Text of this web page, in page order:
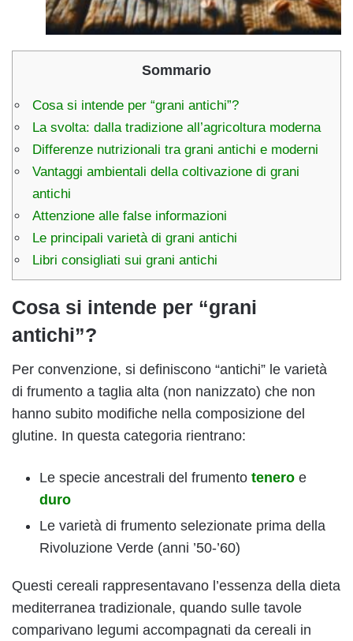
Sommario
Cosa si intende per “grani antichi”?
La svolta: dalla tradizione all’agricoltura moderna
Differenze nutrizionali tra grani antichi e moderni
Vantaggi ambientali della coltivazione di grani
antichi
Attenzione alle false informazioni
Le principali varietà di grani antichi
Libri consigliati sui grani antichi
Cosa si intende per “grani
antichi”?
Per convenzione, si definiscono “antichi” le varietà
di frumento a taglia alta (non nanizzato) che non
hanno subito modifiche nella composizione del
glutine. In questa categoria rientrano:
Le specie ancestrali del frumento tenero e
duro
Le varietà di frumento selezionate prima della
Rivoluzione Verde (anni ’50-’60)
Questi cereali rappresentavano l’essenza della dieta
mediterranea tradizionale, quando sulle tavole
comparivano legumi accompagnati da cereali in